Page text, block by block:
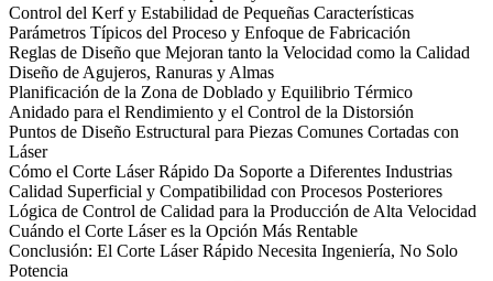
Control del Kerf y Estabilidad de Pequeñas Características
Parámetros Típicos del Proceso y Enfoque de Fabricación
Reglas de Diseño que Mejoran tanto la Velocidad como la Calidad
Diseño de Agujeros, Ranuras y Almas
Planificación de la Zona de Doblado y Equilibrio Térmico
Anidado para el Rendimiento y el Control de la Distorsión
Puntos de Diseño Estructural para Piezas Comunes Cortadas con
Láser
Cómo el Corte Láser Rápido Da Soporte a Diferentes Industrias
Calidad Superficial y Compatibilidad con Procesos Posteriores
Lógica de Control de Calidad para la Producción de Alta Velocidad
Cuándo el Corte Láser es la Opción Más Rentable
Conclusión: El Corte Láser Rápido Necesita Ingeniería, No Solo
Potencia